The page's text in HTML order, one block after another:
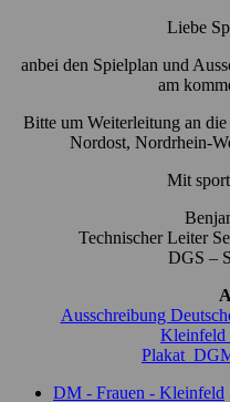
Liebe
anbei den Spielplan und
am
Bitte um Weiterleitung an
Nordost, Nordrhein-
Mit
Technischer Leiter
DGS –
Ausschreibung
Kleinfeld
DM - Frauen - Kleinfeld